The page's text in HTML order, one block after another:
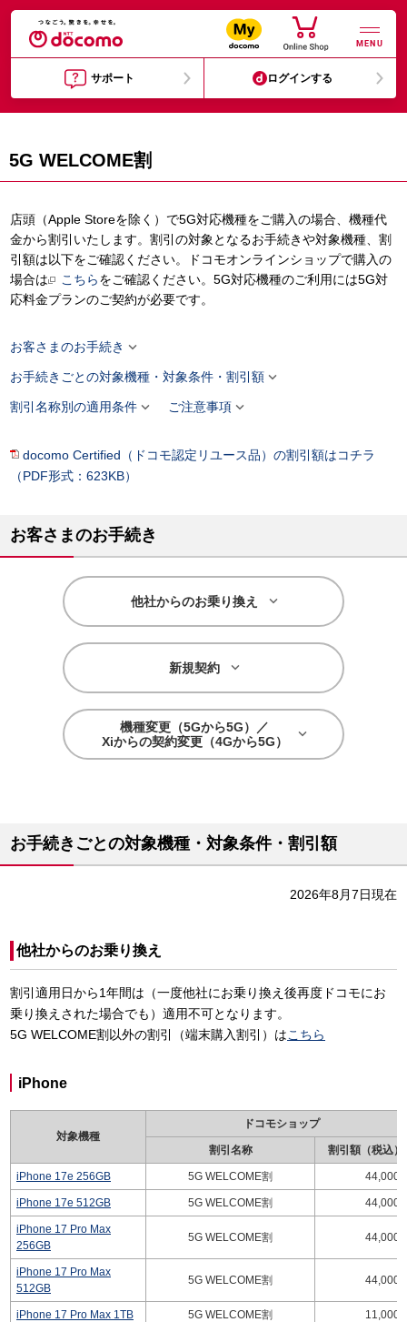
MENU
サポート ログインする
5G WELCOME割
店頭（Apple Storeを除く）で5G対応機種をご購入の場合、機種代
金から割引いたします。割引の対象となるお手続きや対象機種、割
引額は以下をご確認ください。ドコモオンラインショップで購入の
場合は
こちらをご確認ください。5G対応機種のご利用には5G対
応料金プランのご契約が必要です。
お客さまのお手続き 
お手続きごとの対象機種・対象条件・割引額
割引名称別の適用条件 ご注意事項
docomo Certified（ドコモ認定リユース品）の割引額はコチラ
（PDF形式：623KB）
お客さまのお手続き
他社からのお乗り換え 
新規契約 
機種変更（5Gから5G）／
Xiからの契約変更（4Gから5G）

お手続きごとの対象機種・対象条件・割引額
2026年8月7日現在
他社からのお乗り換え
割引適用日から1年間は（一度他社にお乗り換え後再度ドコモにお
乗り換えされた場合でも）適用不可となります。
5G WELCOME割以外の割引（端末購入割引）はこちら
iPhone
対象機種
ドコモショップ
割引名称 割引額（税込）
iPhone 17e 256GB 5G WELCOME割 44,000
iPhone 17e 512GB 5G WELCOME割 44,000
iPhone 17 Pro Max
256GB
5G WELCOME割 44,000
iPhone 17 Pro Max
512GB
5G WELCOME割 44,000
iPhone 17 Pro Max 1TB 5G WELCOME割 11,000